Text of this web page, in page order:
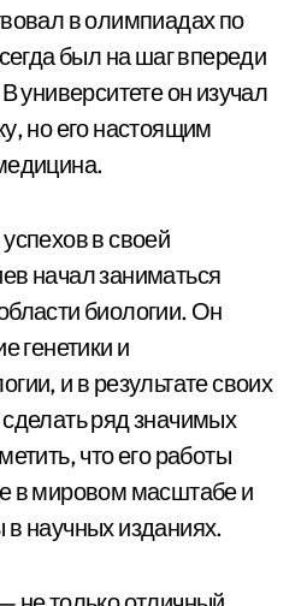
в олимпиадах по
был на шаг впереди
университете он изучал
но его настоящим
в своей
начал заниматься
биологии. Он
генетики и
и в результате своих
ряд значимых
что его работы
в мировом масштабе и
научных изданиях.